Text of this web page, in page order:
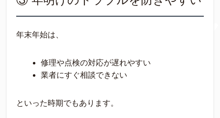
年末年始は、
修理や点検の対応が遅れやすい
業者にすぐ相談できない
といった時期でもあります。